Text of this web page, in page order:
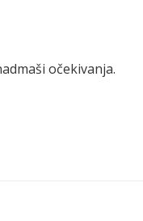
očekivanja.